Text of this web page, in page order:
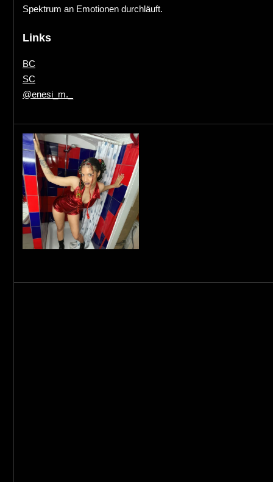
Spektrum an Emotionen durchläuft.
Links
BC
SC
@enesi_m._